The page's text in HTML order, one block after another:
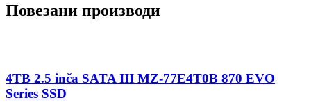
Повезани производи
4TB 2.5 inča SATA III MZ-77E4T0B 870 EVO
Series SSD